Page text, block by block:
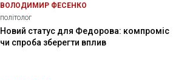
ВОЛОДИМИР ФЕСЕНКО
політолог
Новий статус для Федорова: компроміс
чи спроба зберегти вплив